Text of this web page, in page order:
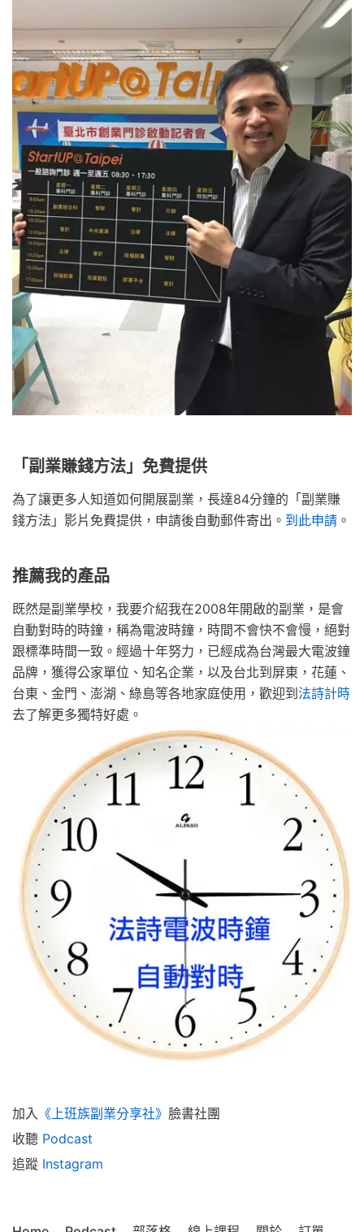
「副業賺錢方法」免費提供
為了讓更多人知道如何開展副業，長達84分鐘的「副業賺
錢方法」影片免費提供，申請後自動郵件寄出。 到此申請 。
推薦我的產品
既然是副業學校，我要介紹我在2008年開啟的副業，是會
自動對時的時鐘，稱為電波時鐘，時間不會快不會慢，絕對
跟標準時間一致。經過十年努力，已經成為台灣最大電波鐘
品牌，獲得公家單位、知名企業，以及台北到屏東，花蓮、
台東、金門、澎湖、綠島等各地家庭使用，歡迎到 法詩計時
去了解更多獨特好處。
加入 《上班族副業分享社》 臉書社團
收聽 Podcast
追蹤 Instagram